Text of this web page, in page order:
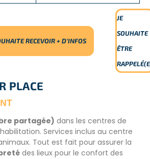
pas au contact d’animaux
expérimenté en est autorisé.
moment d’orientationest
et les volontaires.
permanent
toute demande et besoin de la part
RECEVOIR + D’INFOS
JE
SOUHAITE
ÊTRE
PLACE
partagée) dans les centres de
Services inclus au centre
Tout est fait pour assurer la
des lieux pour le confort des